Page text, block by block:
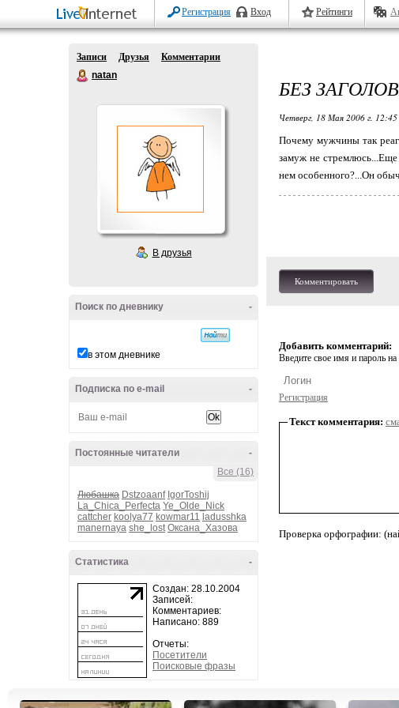
Регистрация Вход Рейтинги
Записи Друзья
Комментарии
natan
В друзья
-
Поиск по дневнику
в этом дневнике
-
Подписка по e-mail
-
Постоянные читатели
Все (16)
Любашка Dstzoaanf IgorToshij
La_Chica_Perfecta Ye_Olde_Nick
cattcher koolya77 kowmar11 ladusshka
manernaya she_lost Оксана_Хазова
-
Статистика
Создан: 28.10.2004
Записей:
Комментариев:
Написано: 889
Отчеты:
Посетители
Поисковые фразы
БЕЗ
Четверг, 18 Мая 2006 г. 12:45
Почему мужчины так
замуж не стремлюсь...Еще
нем особенного?...Он
Комментировать
Добавить комментарий:
Введите свое имя и пароль на
Регистрация
Текст комментария:
Проверка орфографии: